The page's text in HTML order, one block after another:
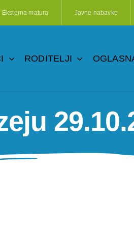
Eksterna matura Javne nabavke
RODITELJI